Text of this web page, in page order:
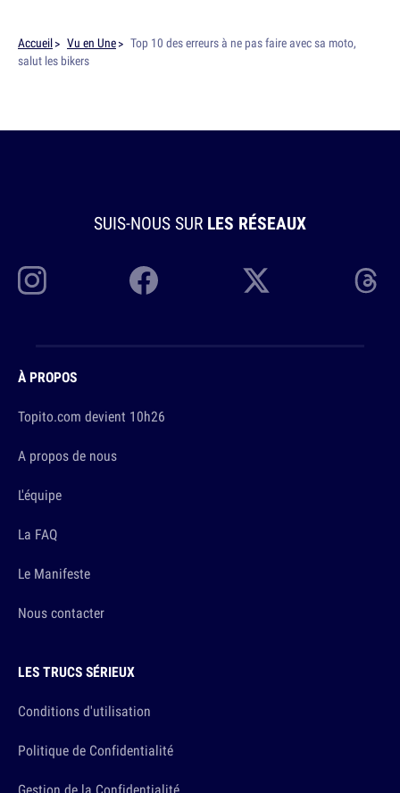
Accueil Vu en Une
Top 10 des erreurs à ne pas faire avec sa moto,
salut les bikers
SUIS-NOUS SUR LES RÉSEAUX
À PROPOS
Topito.com devient 10h26
A propos de nous
L'équipe
La FAQ
Le Manifeste
Nous contacter
LES TRUCS SÉRIEUX
Conditions d'utilisation
Politique de Confidentialité